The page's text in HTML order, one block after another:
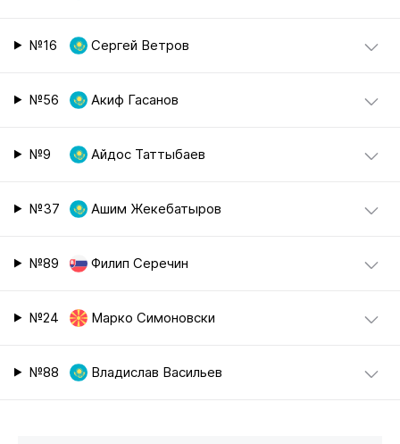
№16 Сергей Ветров
№56 Акиф Гасанов
№9 Айдос Таттыбаев
№37 Ашим Жекебатыров
№89 Филип Серечин
№24 Марко Симоновски
№88 Владислав Васильев